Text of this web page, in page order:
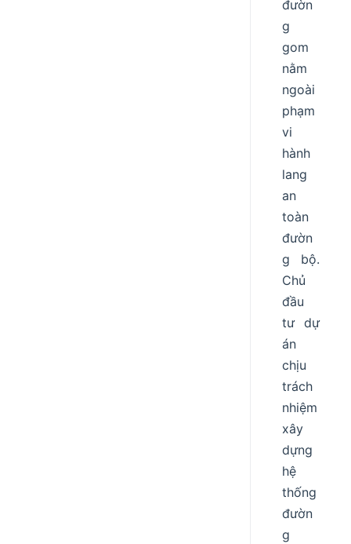
đườn
g
gom
nằm
ngoài
phạm
vi
hành
lang
an
toàn
đườn
g bộ.
Chủ
đầu
tư dự
án
chịu
trách
nhiệm
xây
dựng
hệ
thống
đườn
g